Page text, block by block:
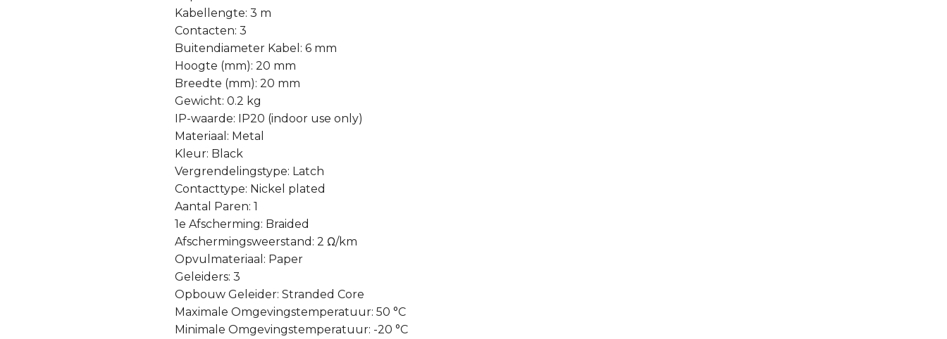
Kabellengte: 3 m
Contacten: 3
Buitendiameter Kabel: 6 mm
Hoogte (mm): 20 mm
Breedte (mm): 20 mm
Gewicht: 0.2 kg
IP-waarde: IP20 (indoor use only)
Materiaal: Metal
Kleur: Black
Vergrendelingstype: Latch
Contacttype: Nickel plated
Aantal Paren: 1
1e Afscherming: Braided
Afschermingsweerstand: 2 Ω/km
Opvulmateriaal: Paper
Geleiders: 3
Opbouw Geleider: Stranded Core
Maximale Omgevingstemperatuur: 50 °C
Minimale Omgevingstemperatuur: -20 °C